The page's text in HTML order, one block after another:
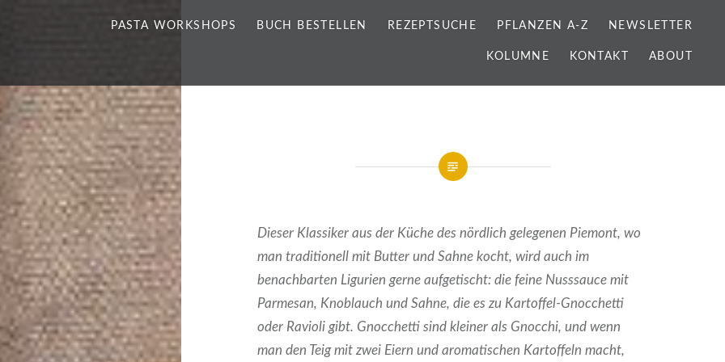
PASTA WORKSHOPS BUCH BESTELLEN REZEPTSUCHE PFLANZEN A-Z NEWSLETTER
KOLUMNE KONTAKT ABOUT
Dieser Klassiker aus der Küche des nördlich gelegenen Piemont, wo
man traditionell mit Butter und Sahne kocht, wird auch im
benachbarten Ligurien gerne aufgetischt: die feine Nusssauce mit
Parmesan, Knoblauch und Sahne, die es zu Kartoffel-Gnocchetti
oder Ravioli gibt. Gnocchetti sind kleiner als Gnocchi, und wenn
man den Teig mit zwei Eiern und aromatischen Kartoffeln macht,